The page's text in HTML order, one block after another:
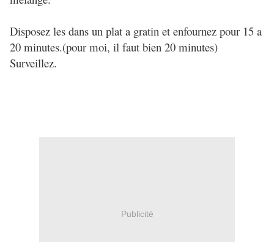
Disposez les dans un plat a gratin et enfournez pour 15 a
20 minutes.(pour moi, il faut bien 20 minutes)
Surveillez.
Publicité